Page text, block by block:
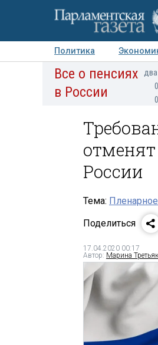
Политика
Авторы Персоны
Все о пенсиях
в России
России
Тема:
Поделиться
17.04.2020 00:17
Автор: Марина